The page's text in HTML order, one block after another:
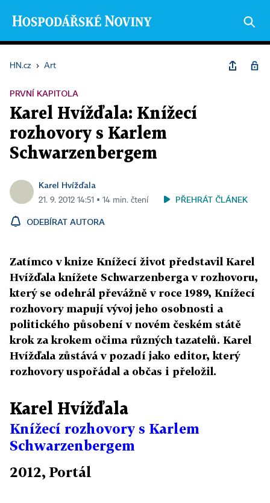
HN.cz › Art
PRVNÍ KAPITOLA
Karel Hvížďala: Knížecí
rozhovory s Karlem
Schwarzenbergem
Karel Hvížďala
21. 9. 2012 14:51 ▪ 14 min. čtení PŘEHRÁT ČLÁNEK
ODEBÍRAT AUTORA
Zatímco v knize Knížecí život představil Karel
Hvížďala knížete Schwarzenberga v rozhovoru,
který se odehrál převážně v roce 1989, Knížecí
rozhovory mapují vývoj jeho osobnosti a
politického působení v novém českém státě
krok za krokem očima různých tazatelů. Karel
Hvížďala zůstává v pozadí jako editor, který
rozhovory uspořádal a občas i přeložil.
Karel Hvížďala
Knížecí rozhovory s Karlem
Schwarzenbergem
2012, Portál